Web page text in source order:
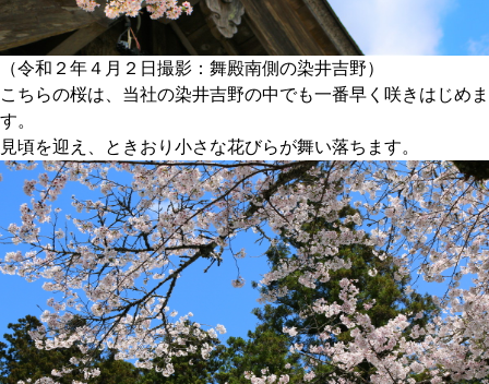
（令和２年４月２日撮影：舞殿南側の染井吉野）
こちらの桜は、当社の染井吉野の中でも一番早く咲きはじめま
す。
見頃を迎え、ときおり小さな花びらが舞い落ちます。